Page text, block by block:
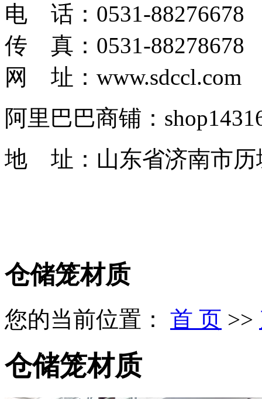
电 话：0531-88276678
传 真：0531-88278678
网 址：www.sdccl.com
阿里巴巴商铺：
地 址：山东省济南市历
仓储笼材质
您的当前位置： 首 页 >>
仓储笼材质